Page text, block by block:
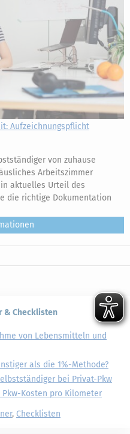
Aufzeichnungspflicht
von zuhause
Arbeitszimmer
aktuelles Urteil des
die richtige Dokumentation
& Checklisten
von Lebensmitteln und
als die 1%-Methode?
bei Privat-Pkw
Kosten pro Kilometer
, Checklisten